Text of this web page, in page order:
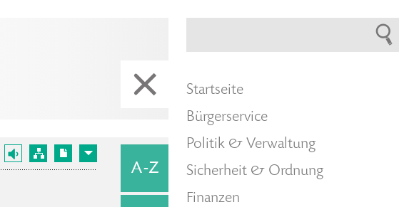
Startseite
Bürgerservice
Politik & Verwaltung
Sicherheit & Ordnung
Finanzen